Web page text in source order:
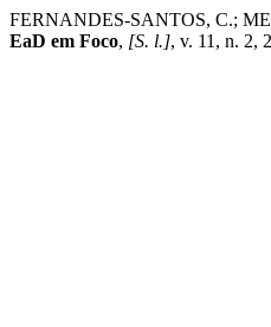
FERNANDES-SANTOS, C.;
EaD em Foco, [S. l.], v. 11, n. 2,